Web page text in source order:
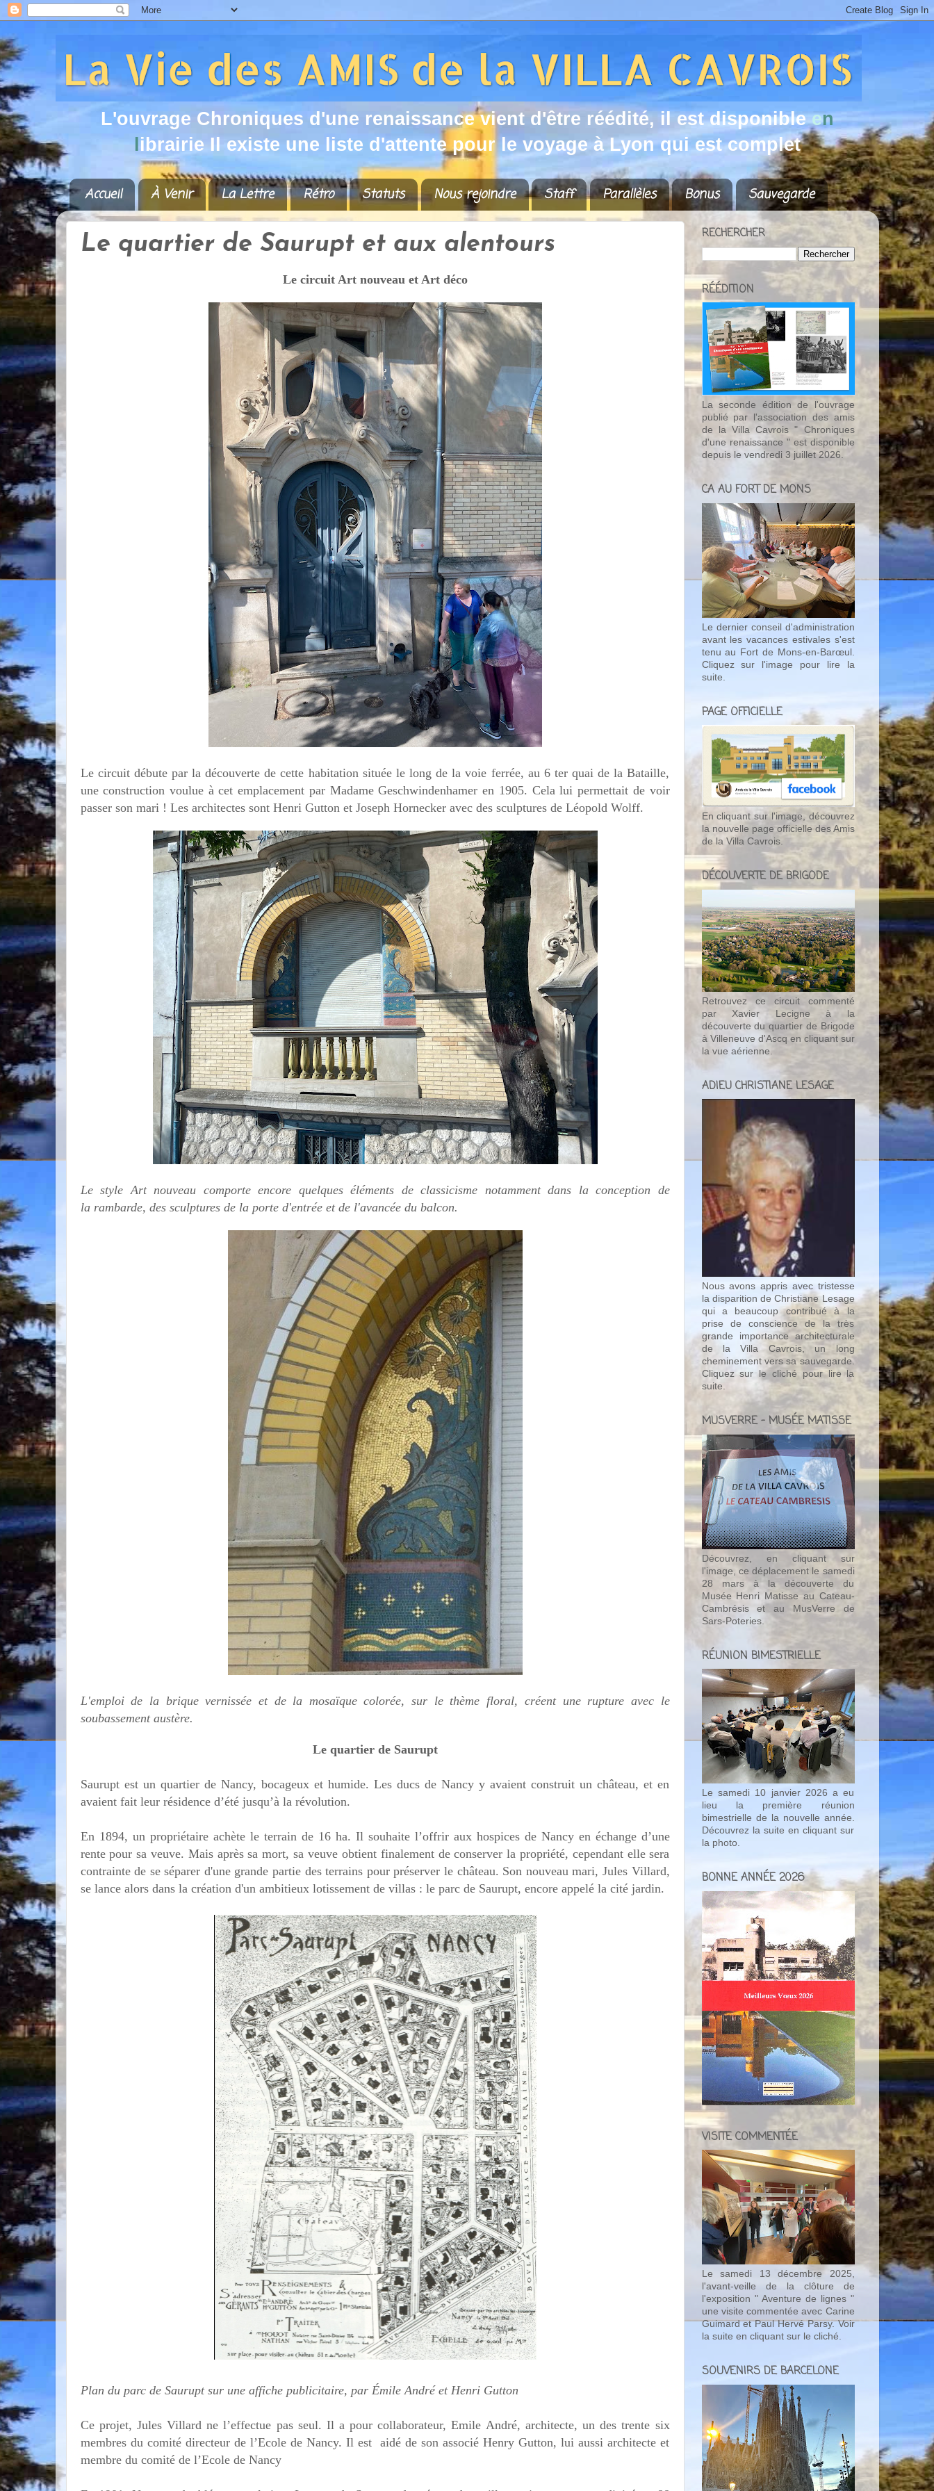
L'ouvrage C hroniques d 'une renaissance vient d'être rééd ité, il est disponible en
i brairie I existe une iste d 'attente pour e voyage à Lyon qui est complet
Accueil À Venir La Lettre Rétro Statuts Nous rejoindre Staff Parallèles Bonus Sauvegarde
Le quartier de Saurupt et aux alentours
Le circuit Art nouveau et Art déco
Le circuit débute par la découverte de cette habitation située le long de la voie ferrée, au 6 ter quai de la Bataille,
une construction voulue à cet emplacement par MadameGeschwindenhamer en 1905. Cela lui permettait de voir
passer son mari ! Les architectes sont Henri Gutton et Joseph Hornecker avec des sculptures de Léopold Wolff.
Le style Art nouveau comporte encore quelques éléments de classicisme notamment dans la conception de
la rambarde, des sculptures de la porte d'entrée et de l'avancée du balcon.
L'emploi de la brique vernissée et de la mosaïque colorée, sur le thème floral, créent une rupture avec le
soubassement austère.
Le quartier de Saurupt
Saurupt est un quartier de Nancy, bocageux et humide. Les ducs de Nancy y avaient construit un château, et en
avaient fait leur résidence d’été jusqu’à la révolution.
En 1894, un propriétaire achète le terrain de 16 ha. Il souhaite l’offrir aux hospices de Nancy en échange d’une
rente pour sa veuve. Mais après sa mort, sa veuve obtient finalement de conserver la propriété, cependant elle sera
contrainte de se séparer d'une grande partie des terrains pour préserver le château. Son nouveau mari, Jules Villard,
se lance alors dans la création d'un ambitieux lotissement de villas : le parc de Saurupt, encore appelé la cité jardin.
Plan du parc de Saurupt sur une affiche publicitaire, par Émile André et Henri Gutton
Ce projet, Jules Villard ne l’effectue pas seul. Il a pour collaborateur, Emile André, architecte, un des trente six
membres du comité directeur de l’Ecole de Nancy. Il est aidé de son associé Henry Gutton, lui aussi architecte et
membre du comité de l’Ecole de Nancy
RECHERCHER
RÉÉDITION
La seconde édition de l'ouvrage
publié par l'association des amis
de la Villa Cavrois " Chroniques
d'une renaissance " est disponible
depuis le vendredi 3 juillet 2026.
CA AU FORT DE MONS
Le dernier conseil d'administration
avant les vacances estivales s'est
tenu au Fort de Mons-en-Barœul.
Cliquez sur l'image pour lire la
suite.
PAGE OFFICIELLE
En cliquant sur l'image, découvrez
la nouvelle page officielle des Amis
de la Villa Cavrois.
DÉCOUVERTE DE BRIGODE
Retrouvez ce circuit commenté
par Xavier Lecigne à la
découverte du quartier de Brigode
à Villeneuve d'Ascq en cliquant sur
la vue aérienne.
ADIEU CHRISTIANE LESAGE
Nous avons appris avec tristesse
la disparition de Christiane Lesage
qui a beaucoup contribué à la
prise de conscience de la très
grande importance architecturale
de la Villa Cavrois, un long
cheminement vers sa sauvegarde.
Cliquez sur le cliché pour lire la
suite.
MUSVERRE - MUSÉE MATISSE
Découvrez, en cliquant sur
l'image, ce déplacement le samedi
28 mars à la découverte du
Musée Henri Matisse au Cateau-
Cambrésis et au MusVerre de
Sars-Poteries.
RÉUNION BIMESTRIELLE
Le samedi 10 janvier 2026 a eu
lieu la première réunion
bimestrielle de la nouvelle année.
Découvrez la suite en cliquant sur
la photo.
BONNE ANNÉE 2026
VISITE COMMENTÉE
Le samedi 13 décembre 2025,
l'avant-veille de la clôture de
l'exposition " Aventure de lignes "
une visite commentée avec Carine
Guimard et Paul Hervé Parsy. Voir
la suite en cliquant sur le cliché.
SOUVENIRS DE BARCELONE